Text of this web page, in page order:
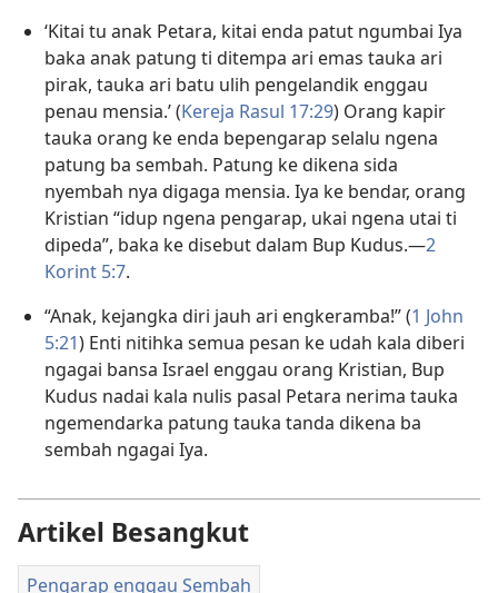
‘Kitai tu anak Petara, kitai enda patut ngumbai Iya
baka anak patung ti ditempa ari emas tauka ari
pirak, tauka ari batu ulih pengelandik enggau
penau mensia.’ (Kereja Rasul 17:29) Orang kapir
tauka orang ke enda bepengarap selalu ngena
patung ba sembah. Patung ke dikena sida
nyembah nya digaga mensia. Iya ke bendar, orang
Kristian “idup ngena pengarap, ukai ngena utai ti
dipeda”, baka ke disebut dalam Bup Kudus.—2
Korint 5:7.
“Anak, kejangka diri jauh ari engkeramba!” (1 John
5:21) Enti nitihka semua pesan ke udah kala diberi
ngagai bansa Israel enggau orang Kristian, Bup
Kudus nadai kala nulis pasal Petara nerima tauka
ngemendarka patung tauka tanda dikena ba
sembah ngagai Iya.
Artikel Besangkut
Pengarap enggau Sembah